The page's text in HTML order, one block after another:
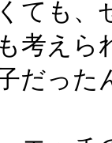
ても、
考えら
だっ